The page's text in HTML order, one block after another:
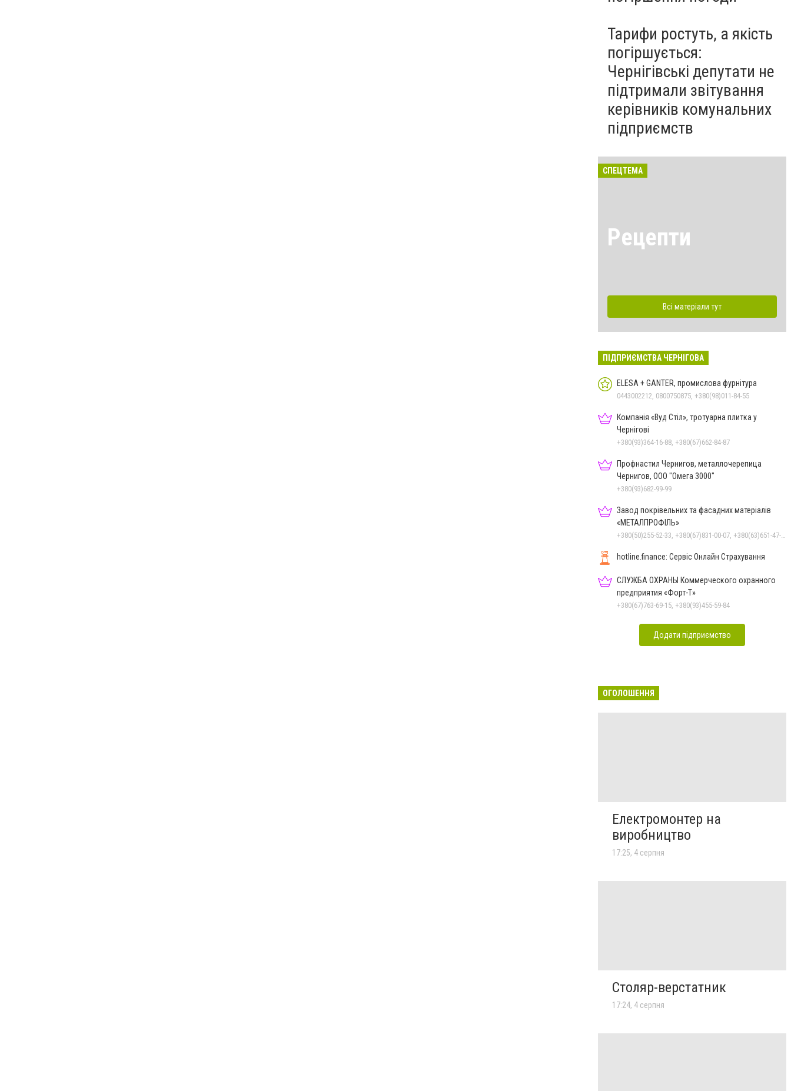
Тарифи ростуть, а якість
погіршується:
Чернігівські депутати не
підтримали звітування
керівників комунальних
підприємств
СПЕЦТЕМА
Рецепти
Всі матеріали тут
ПІДПРИЄМСТВА ЧЕРНІГОВА
ELESA + GANTER, промислова фурнітура
0443002212, 0800750875, +380(98)011-84-55
Компанія «Вуд Стіл», тротуарна плитка у
Чернігові
+380(93)364-16-88, +380(67)662-84-87
Профнастил Чернигов, металлочерепица
Чернигов, ООО "Омега 3000"
+380(93)682-99-99
Завод покрівельних та фасадних матеріалів
«МЕТАЛПРОФІЛЬ»
hotline.finance: Сервіс Онлайн Страхування
СЛУЖБА ОХРАНЫ Коммерческого охранного
предприятия «Форт-Т»
+380(67)763-69-15, +380(93)455-59-84
Додати підприємство
ОГОЛОШЕННЯ
Електромонтер на
виробництво
17:25, 4 серпня
Столяр-верстатник
17:24, 4 серпня